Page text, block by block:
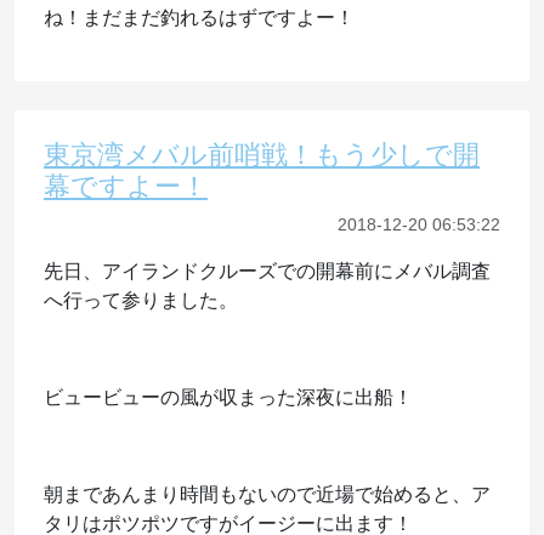
ね！まだまだ釣れるはずですよー！
東京湾メバル前哨戦！もう少しで開
幕ですよー！
2018-12-20 06:53:22
先日、アイランドクルーズでの開幕前にメバル調査
へ行って参りました。
ビュービューの風が収まった深夜に出船！
朝まであんまり時間もないので近場で始めると、ア
タリはポツポツですがイージーに出ます！